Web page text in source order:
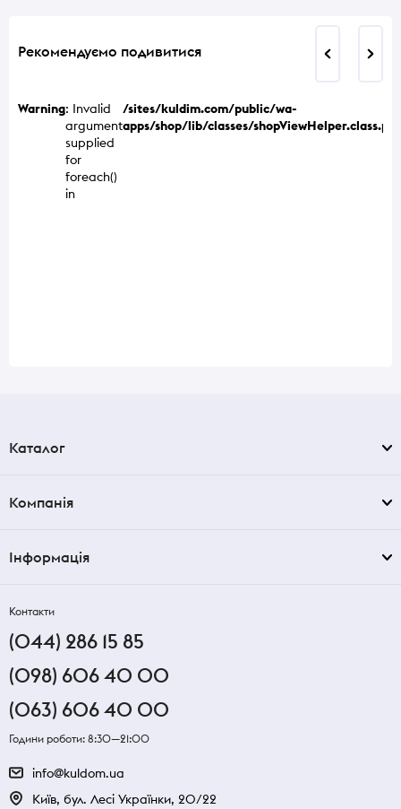
Рекомендуємо подивитися
Warning: Invalid
argument
supplied
for
foreach()
in
/sites/kuldim.com/public/wa-
apps/shop/lib/classes/
Каталог
Компанія
Інформація
Контакти
(044) 286 15 85
(098) 606 40 00
(063) 606 40 00
Години роботи: 8:30—21:00
info@kuldom.ua
Київ, бул. Лесі Українки, 20/22